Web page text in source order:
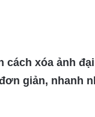
cách xóa ảnh
giản, nhanh